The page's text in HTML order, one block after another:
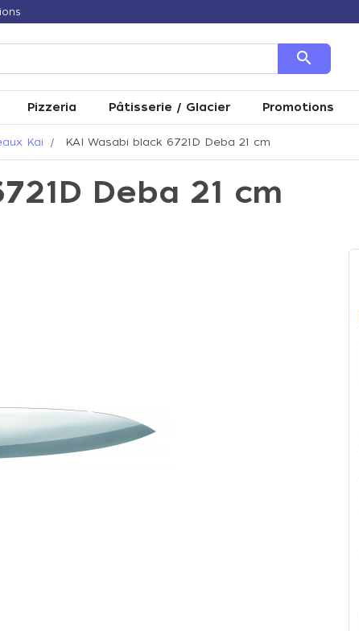
search
Pizzeria Pâtisserie / Glacier Promotions
Kai KAI Wasabi black 6721D Deba 21 cm
Deba 21 cm